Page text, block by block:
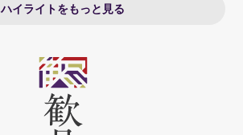
ハイライトをもっと見る